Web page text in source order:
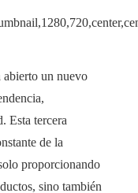
abierto un nuevo
Esta tercera
de la
proporcionando
sino también